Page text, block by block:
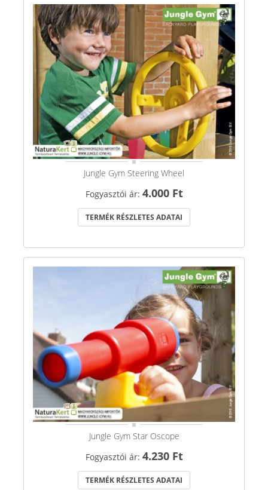
Jungle Gym Steering Wheel
Fogyasztói ár: 4.000 Ft
TERMÉK RÉSZLETES ADATAI
Jungle Gym Star Oscope
Fogyasztói ár: 4.230 Ft
TERMÉK RÉSZLETES ADATAI